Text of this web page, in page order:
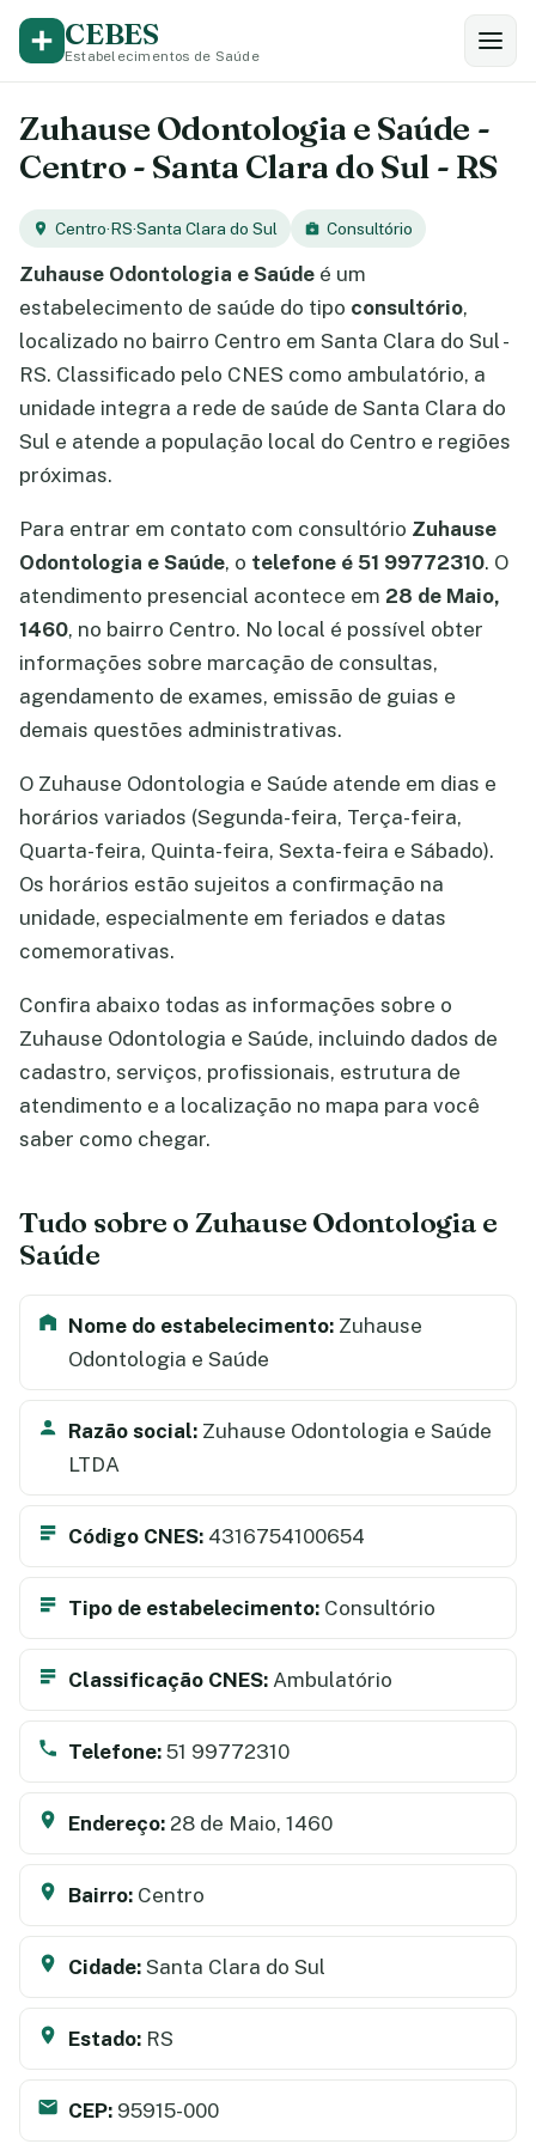
CEBES
Estabelecimentos de Saúde
Zuhause Odontologia e Saúde -
Centro - Santa Clara do Sul - RS
Centro·RS·Santa Clara do Sul Consultório
Zuhause Odontologia e Saúde é um
estabelecimento de saúde do tipo consultório,
localizado no bairro Centro em Santa Clara do Sul -
RS. Classificado pelo CNES como ambulatório, a
unidade integra a rede de saúde de Santa Clara do
Sul e atende a população local do Centro e regiões
próximas.
Para entrar em contato com consultório Zuhause
Odontologia e Saúde, o telefone é 51 99772310. O
atendimento presencial acontece em 28 de Maio,
1460, no bairro Centro. No local é possível obter
informações sobre marcação de consultas,
agendamento de exames, emissão de guias e
demais questões administrativas.
O Zuhause Odontologia e Saúde atende em dias e
horários variados (Segunda-feira, Terça-feira,
Quarta-feira, Quinta-feira, Sexta-feira e Sábado).
Os horários estão sujeitos a confirmação na
unidade, especialmente em feriados e datas
comemorativas.
Confira abaixo todas as informações sobre o
Zuhause Odontologia e Saúde, incluindo dados de
cadastro, serviços, profissionais, estrutura de
atendimento e a localização no mapa para você
saber como chegar.
Tudo sobre o Zuhause Odontologia e
Saúde
Nome do estabelecimento: Zuhause
Odontologia e Saúde
Razão social: Zuhause Odontologia e Saúde
LTDA
Código CNES: 4316754100654
Tipo de estabelecimento: Consultório
Classificação CNES: Ambulatório
Telefone: 51 99772310
Endereço: 28 de Maio, 1460
Bairro: Centro
Cidade: Santa Clara do Sul
Estado: RS
CEP: 95915-000